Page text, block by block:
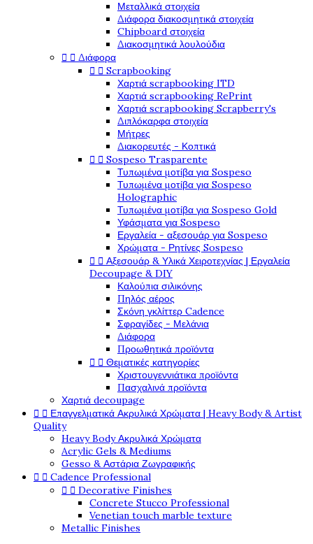
Μεταλλικά στοιχεία
Διάφορα διακοσμητικά στοιχεία
Chipboard στοιχεία
Διακοσμητικά λουλούδια
  Διάφορα
  Scrapbooking
Χαρτιά scrapbooking ITD
Χαρτιά scrapbooking RePrint
Χαρτιά scrapbooking Scrapberry's
Διπλόκαρφα στοιχεία
Μήτρες
Διακορευτές - Κοπτικά
  Sospeso Trasparente
Τυπωμένα μοτίβα για Sospeso
Τυπωμένα μοτίβα για Sospeso
Holographic
Τυπωμένα μοτίβα για Sospeso Gold
Υφάσματα για Sospeso
Εργαλεία - αξεσουάρ για Sospeso
Χρώματα - Ρητίνες Sospeso
  Αξεσουάρ & Υλικά Χειροτεχνίας | Εργαλεία
Decoupage & DIY
Καλούπια σιλικόνης
Πηλός αέρος
Σκόνη γκλίττερ Cadence
Σφραγίδες - Μελάνια
Διάφορα
Προωθητικά προϊόντα
  Θεματικές κατηγορίες
Χριστουγεννιάτικα προϊόντα
Πασχαλινά προϊόντα
Χαρτιά decoupage
  Επαγγελματικά Ακρυλικά Χρώματα | Heavy Body & Artist
Quality
Heavy Body Ακρυλικά Χρώματα
Acrylic Gels & Mediums
Gesso & Αστάρια Ζωγραφικής
  Cadence Professional
  Decorative Finishes
Concrete Stucco Professional
Venetian touch marble texture
Metallic Finishes